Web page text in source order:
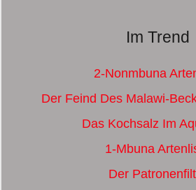
Im Trend
2-Nonmbuna
Der Feind Des Malawi-
Das Kochsalz Im
1-Mbuna
Der